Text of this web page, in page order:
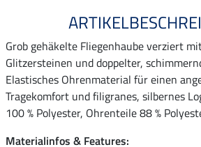
Grob gehäkelte Fliegenhaube verziert
Glitzersteinen und doppelter,
Elastisches Ohrenmaterial für einen
Tragekomfort und filigranes, silbernes
100 % Polyester, Ohrenteile 88 %
Materialinfos & Features: